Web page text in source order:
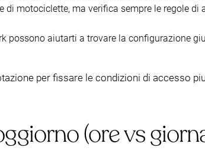
motociclette, ma verifica sempre le regole di
possono aiutarti a trovare la configurazione
per fissare le condizioni di accesso
(ore vs